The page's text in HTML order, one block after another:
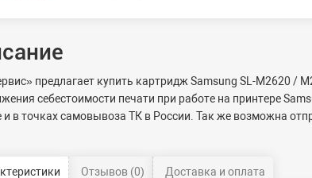
предлагает купить картридж Samsung SL-M2620 /
себестоимости печати при работе на принтере
и в точках самовывоза ТК в России. Так же возможна
Отзывов (0) Доставка и оплата